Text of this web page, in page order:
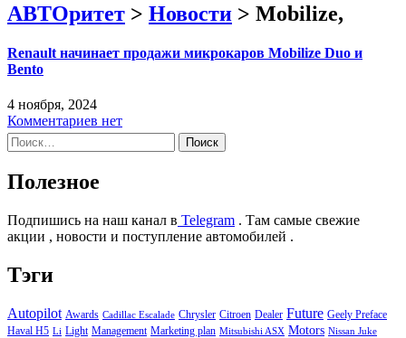
АВТОритет > Новости > Mobilize,
Renault начинает продажи микрокаров Mobilize Duo и
Bento
4 ноября, 2024
Комментариев нет
Найти:
Полезное
Подпишись на наш канал в Telegram . Там самые свежие
акции , новости и поступление автомобилей .
Тэги
Autopilot Awards Cadillac Escalade Chrysler Citroen Dealer Future Geely Preface
Haval H5 Li Light Management Marketing plan Mitsubishi ASX Motors Nissan Juke